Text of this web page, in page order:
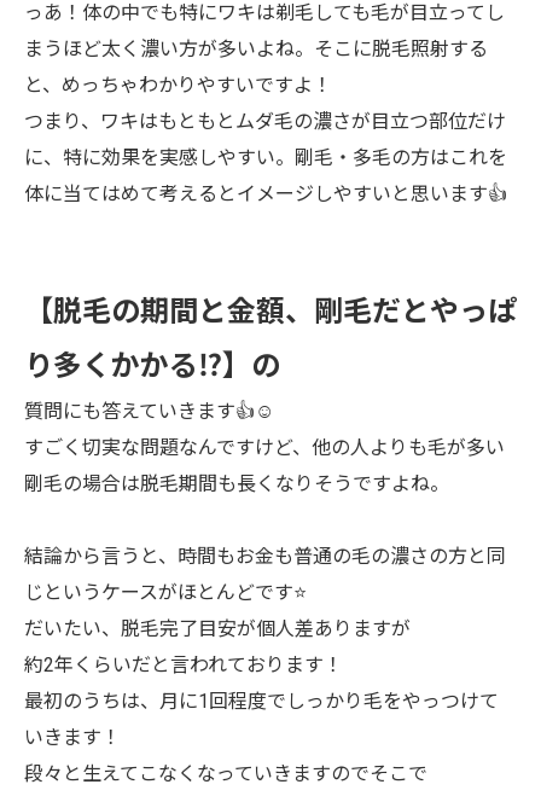
っあ！体の中でも特にワキは剃毛しても毛が目立ってし
まうほど太く濃い方が多いよね。そこに脱毛照射する
と、めっちゃわかりやすいですよ！
つまり、ワキはもともとムダ毛の濃さが目立つ部位だけ
に、特に効果を実感しやすい。剛毛・多毛の方はこれを
体に当てはめて考えるとイメージしやすいと思います👍
【脱毛の期間と金額、剛毛だとやっぱ
り多くかかる⁉️】の
質問にも答えていきます👍☺️
すごく切実な問題なんですけど、他の人よりも毛が多い
剛毛の場合は脱毛期間も長くなりそうですよね。
結論から言うと、時間もお金も普通の毛の濃さの方と同
じというケースがほとんどです⭐️
だいたい、脱毛完了目安が個人差ありますが
約2年くらいだと言われております！
最初のうちは、月に1回程度でしっかり毛をやっつけて
いきます！
段々と生えてこなくなっていきますのでそこで